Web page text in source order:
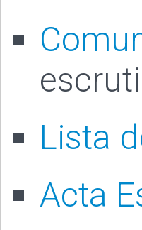
Lista
Acta